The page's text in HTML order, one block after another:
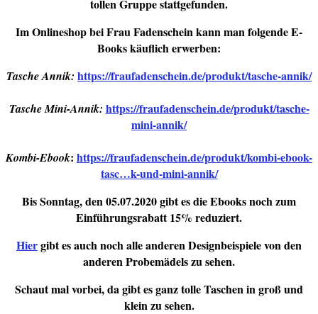
tollen Gruppe stattgefunden.
Im Onlineshop bei Frau Fadenschein kann man folgende E-
Books käuflich erwerben:
Tasche Annik: https://fraufadenschein.de/produkt/tasche-annik/
Tasche Mini-Annik: https://fraufadenschein.de/produkt/tasche-
mini-annik/
Kombi-Ebook: https://fraufadenschein.de/produkt/kombi-ebook-
tasc…k-und-mini-annik/
Bis Sonntag, den 05.07.2020 gibt es die Ebooks noch zum
Einführungsrabatt 15% reduziert.
Hiergibt es auch noch alle anderen Designbeispiele von den
anderen Probemädels zu sehen.
Schaut mal vorbei, da gibt es ganz tolle Taschen in groß und
klein zu sehen.